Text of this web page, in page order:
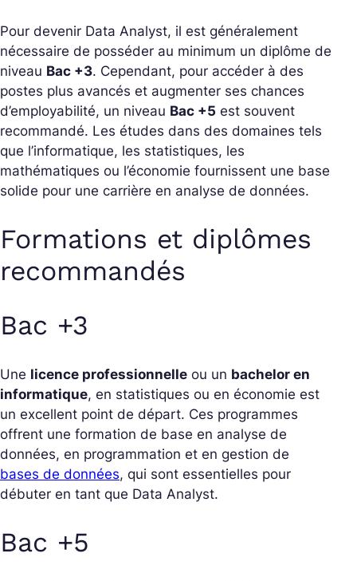
Pour devenir Data Analyst, il est généralement
nécessaire de posséder au minimum un diplôme de
niveau Bac +3. Cependant, pour accéder à des
postes plus avancés et augmenter ses chances
d’employabilité, un niveau Bac +5 est souvent
recommandé. Les études dans des domaines tels
que l’informatique, les statistiques, les
mathématiques ou l’économie fournissent une base
solide pour une carrière en analyse de données.
Formations et diplômes
recommandés
Bac +3
Une licence professionnelle ou un bachelor en
informatique, en statistiques ou en économie est
un excellent point de départ. Ces programmes
offrent une formation de base en analyse de
données, en programmation et en gestion de
bases de données, qui sont essentielles pour
débuter en tant que Data Analyst.
Bac +5